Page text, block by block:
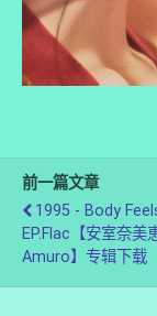
前一篇文章
1995 - Body
EP.flac【安室奈美
Amuro】专辑下载